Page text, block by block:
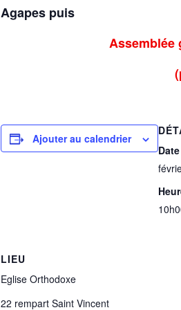
Agapes puis
Assemblée
Ajouter au calendrier
LIEU
Eglise Orthodoxe
22 rempart Saint Vincent